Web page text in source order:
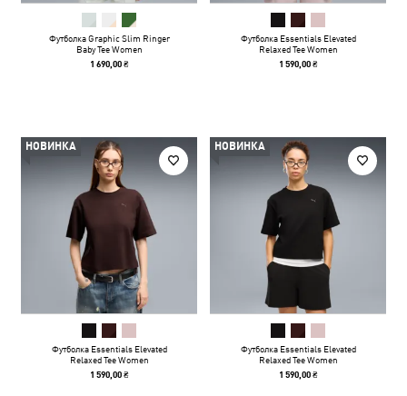
Футболка Graphic Slim Ringer
Baby Tee Women
1 690,00 ₴
Футболка Essentials Elevated
Relaxed Tee Women
1 590,00 ₴
НОВИНКА
Футболка Essentials Elevated
Relaxed Tee Women
1 590,00 ₴
НОВИНКА
Футболка Essentials Elevated
Relaxed Tee Women
1 590,00 ₴